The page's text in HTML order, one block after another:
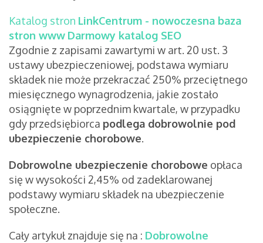
Katalog stron LinkCentrum - nowoczesna baza
stron www Darmowy katalog SEO
Zgodnie z zapisami zawartymi w art. 20 ust. 3
ustawy ubezpieczeniowej, podstawa wymiaru
składek nie może przekraczać 250% przeciętnego
miesięcznego wynagrodzenia, jakie zostało
osiągnięte w poprzednim kwartale, w przypadku
gdy przedsiębiorca podlega dobrowolnie pod
ubezpieczenie chorobowe.
Dobrowolne ubezpieczenie chorobowe opłaca
się w wysokości 2,45% od zadeklarowanej
podstawy wymiaru składek na ubezpieczenie
społeczne.
Cały artykuł znajduje się na : Dobrowolne